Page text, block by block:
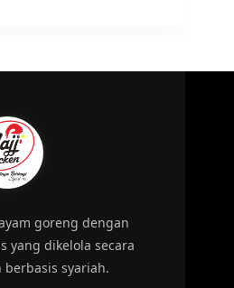
goreng dengan
yang dikelola secara
syariah.